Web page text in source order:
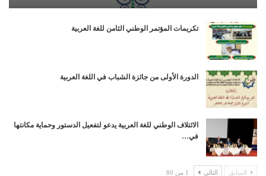
تكريمات المؤتمر الوطني الثامن للغة العربية
الدورة الأولى من جائزة الشباب في اللغة العربية
الائتلاف الوطني للغة العربية يدعو لتفعيل الدستور وحماية مكانتها
في…
السابق التالي 1 من 80